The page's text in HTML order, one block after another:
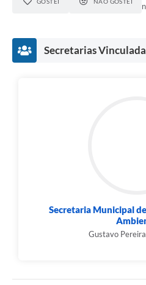
Secretarias
Secretaria Municipal
Gustavo